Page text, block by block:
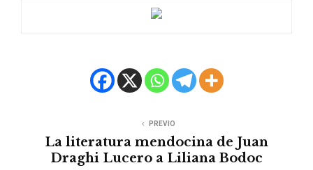
PREVIO
La literatura mendocina de Juan
Draghi Lucero a Liliana Bodoc